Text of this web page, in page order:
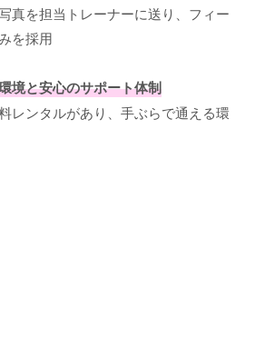
真を担当トレーナーに送り、フィー
を採用
境と安心のサポート体制
レンタルがあり、手ぶらで通える環